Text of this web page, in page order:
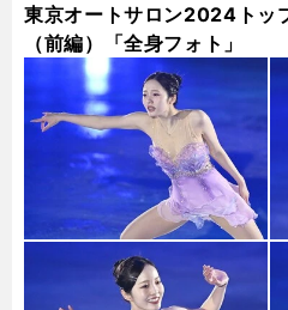
東京オートサロン2024トッ
（前編）「全身フォト」